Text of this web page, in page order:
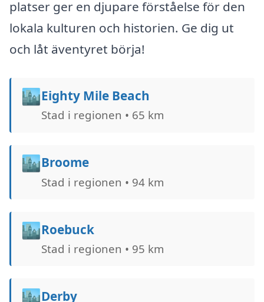
platser ger en djupare förståelse för den
lokala kulturen och historien. Ge dig ut
och låt äventyret börja!
🏙️Eighty Mile Beach
Stad i regionen • 65 km
🏙️Broome
Stad i regionen • 94 km
🏙️Roebuck
Stad i regionen • 95 km
🏙️Derby